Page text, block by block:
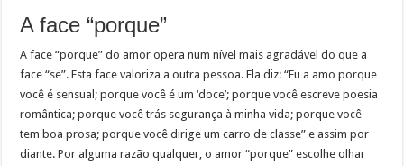
A face “porque”
A face “porque” do amor opera num nível mais agradável do que a
face “se”. Esta face valoriza a outra pessoa. Ela diz: “Eu a amo porque
você é sensual; porque você é um ‘doce’; porque você escreve poesia
romântica; porque você trás segurança à minha vida; porque você
tem boa prosa; porque você dirige um carro de classe” e assim por
diante. Por alguma razão qualquer, o amor “porque” escolhe olhar